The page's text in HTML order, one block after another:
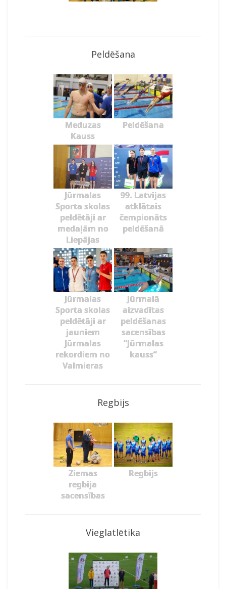
Peldēšana
Meduzas
Kauss
Peldēšana
Jūrmalas
Sporta skolas
peldētāji ar
medaļām no
Liepājas
99. Latvijas
atklātais
čempionāts
peldēšanā
Jūrmalas
Sporta skolas
peldētāji ar
jauniem
Jūrmalas
rekordiem no
Valmieras
Jūrmalā
aizvadītas
peldēšanas
sacensības
“Jūrmalas
kauss”
Regbijs
Ziemas
regbija
sacensības
Regbijs
Vieglatlētika